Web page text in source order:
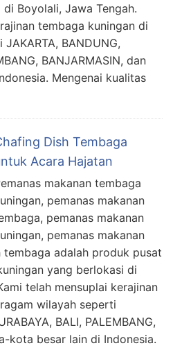
Boyolali, Jawa Tengah.
tembaga kuningan di
BANDUNG,
BANJARMASIN, dan
Mengenai kualitas
Dish Tembaga
Acara Hajatan
makanan tembaga
pemanas makanan
pemanas makanan
pemanas makanan
tembaga adalah produk pusat
yang berlokasi di
telah mensuplai kerajinan
wilayah seperti
BALI, PALEMBANG,
kota besar lain di Indonesia.